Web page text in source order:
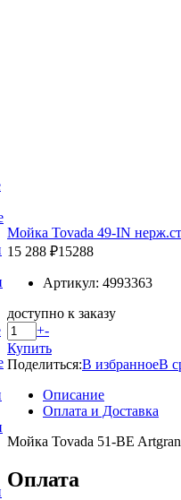
Мойка Tovada 49-IN
15 288 ₽15288
Артикул: 4993363
доступно к заказу
+-
Купить
Поделиться:В избранноеВ
Описание
Оплата и Доставка
Мойка Tovada 51-BE
Оплата